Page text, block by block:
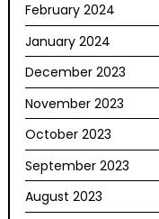
February 2024
January 2024
December 2023
November 2023
October 2023
September 2023
August 2023